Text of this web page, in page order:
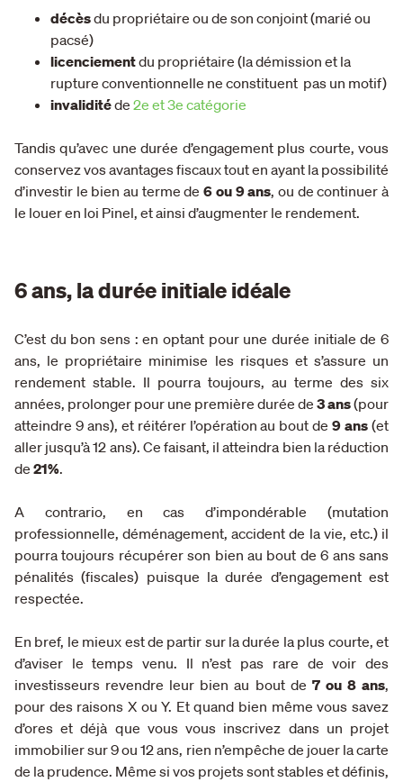
décèsdu propriétaire ou de son conjoint (marié ou
pacsé)
licenciementdu propriétaire (la démission et la
rupture conventionnelle ne constituent pas un motif)
invaliditéde 2e et 3e catégorie
Tandis qu’avec une durée d’engagement plus courte, vous
conservez vos avantages fiscaux tout en ayant la possibilité
d’investir le bien au terme de6 ou 9 ans, ou de continuer à
le louer en loi Pinel, et ainsi d’augmenter le rendement.
6 ans, la durée initiale idéale
C’est du bon sens : en optant pour une durée initiale de 6
ans, le propriétaire minimise les risques et s’assure un
rendement stable. Il pourra toujours, au terme des six
années, prolonger pour une première durée de 3 ans(pour
atteindre 9 ans), et réitérer l’opération au bout de 9 ans(et
aller jusqu’à 12 ans). Ce faisant, il atteindra bien la réduction
de 21%.
A contrario, en cas d’impondérable (mutation
professionnelle, déménagement, accident de la vie, etc.) il
pourra toujours récupérer son bien au bout de 6 ans sans
pénalités (fiscales) puisque la durée d’engagement est
respectée.
En bref, le mieux est de partir sur la durée la plus courte, et
d’aviser le temps venu. Il n’est pas rare de voir des
investisseurs revendre leur bien au bout de 7 ou 8 ans,
pour des raisons X ou Y. Et quand bien même vous savez
d’ores et déjà que vous vous inscrivez dans un projet
immobilier sur 9 ou 12 ans, rien n’empêche de jouer la carte
de la prudence. Même si vos projets sont stables et définis,